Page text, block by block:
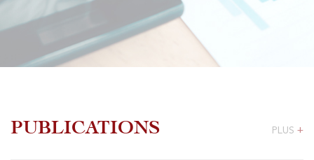
PUBLICATIONS PLUS +